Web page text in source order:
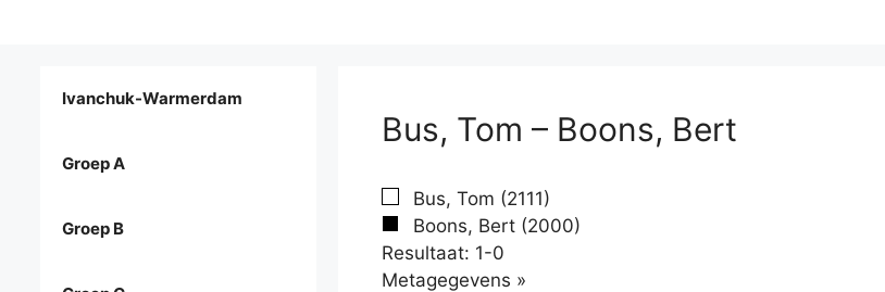
Bus, Tom – Boons, Bert
Bus, Tom (2111)
Boons, Bert (2000)
Resultaat: 1-0
Metagegevens »
Ivanchuk-Warmerdam
Groep A
Groep B